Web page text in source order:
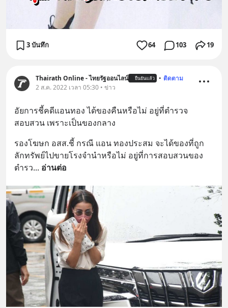
3 บันทึก 64 103 19
Thairath Online - ไทยรัฐออนไลน์ ยืนยันแล้ว • ติดตาม
2 ส.ค. 2022 เวลา 05:30 • ข่าว
อัยการชี้คดีแอนทอง ได้ของคืนหรือไม่ อยู่ที่ตำรวจ
สอบสวน เพราะเป็นของกลาง
รองโฆษก อสส.ชี้ กรณี แอน ทองประสม จะได้ของที่ถูก
ลักทรัพย์ไปขายโรงจำนำหรือไม่ อยู่ที่การสอบสวนของ
ตำรว... อ่านต่อ